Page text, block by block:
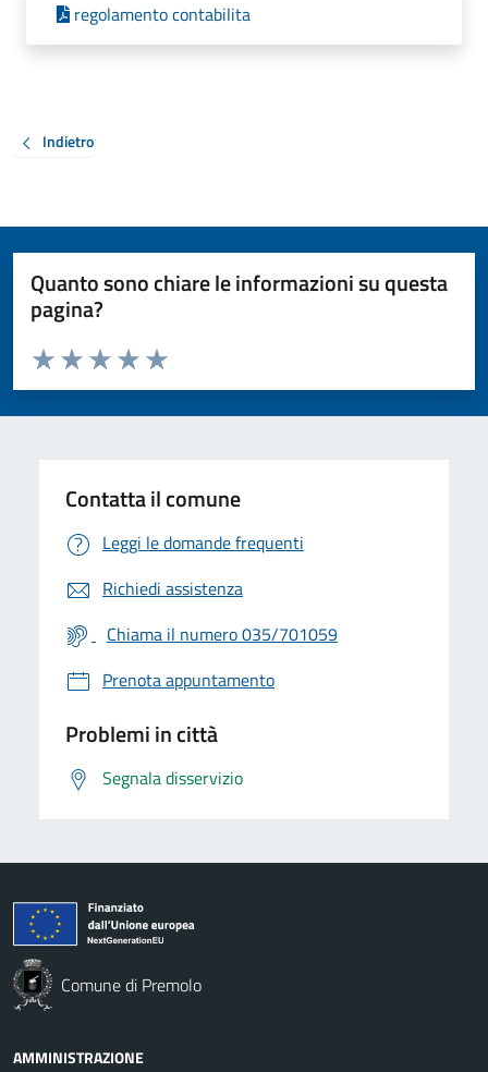
regolamento contabilita
Indietro
Quanto sono chiare le informazioni su questa
pagina?
Valuta da 1 a 5 stelle la pagina
Valuta 5 stelle su 5
Valuta 4 stelle su 5
Valuta 3 stelle su 5
Valuta 2 stelle su 5
Valuta 1 stelle su 5
Contatta il comune
Leggi le domande frequenti
Richiedi assistenza
Chiama il numero 035/701059
Prenota appuntamento
Problemi in città
Segnala disservizio
Comune di Premolo
AMMINISTRAZIONE